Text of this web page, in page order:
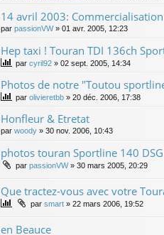
14 avril 2003:
par passionVW» 01 avr. 2005, 12:23
Hep taxi ! Touran TDI 136ch
par cyril92 » 02 sept. 2005, 14:34
Photos de notre "Toutou
par olivieretbb » 20 déc. 2006, 17:38
Honfleur & Etretat
par woody » 30 nov. 2006, 10:43
photos touran Sportline 140
par passionVW» 30 mars 2005, 20:29
Que tractez-vous avec votre
par smart » 22 mars 2006, 19:52
en Beauce